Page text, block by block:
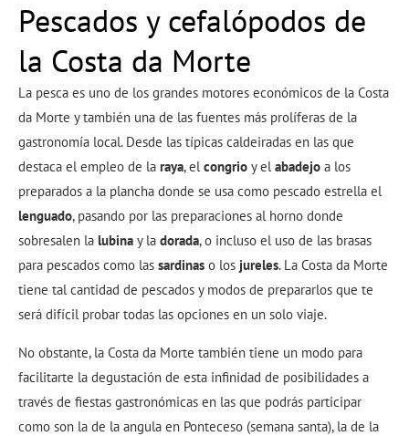
Pescados y cefalópodos de
la Costa da Morte
La pesca es uno de los grandes motores económicos de la Costa
da Morte y también una de las fuentes más prolíferas de la
gastronomía local. Desde las típicas caldeiradas en las que
destaca el empleo de la raya, elcongrio y elabadejo a los
preparados a la plancha donde se usa como pescado estrella el
lenguado, pasando por las preparaciones al horno donde
sobresalen la lubina y la dorada, o incluso el uso de las brasas
para pescados como las sardinas o los jureles. La Costa da Morte
tiene tal cantidad de pescados y modos de prepararlos que te
será difícil probar todas las opciones en un solo viaje.
No obstante, la Costa da Morte también tiene un modo para
facilitarte la degustación de esta infinidad de posibilidades a
través de fiestas gastronómicas en las que podrás participar
como son la de la angula en Ponteceso (semana santa), la de la